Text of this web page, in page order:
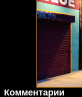
Комментарии